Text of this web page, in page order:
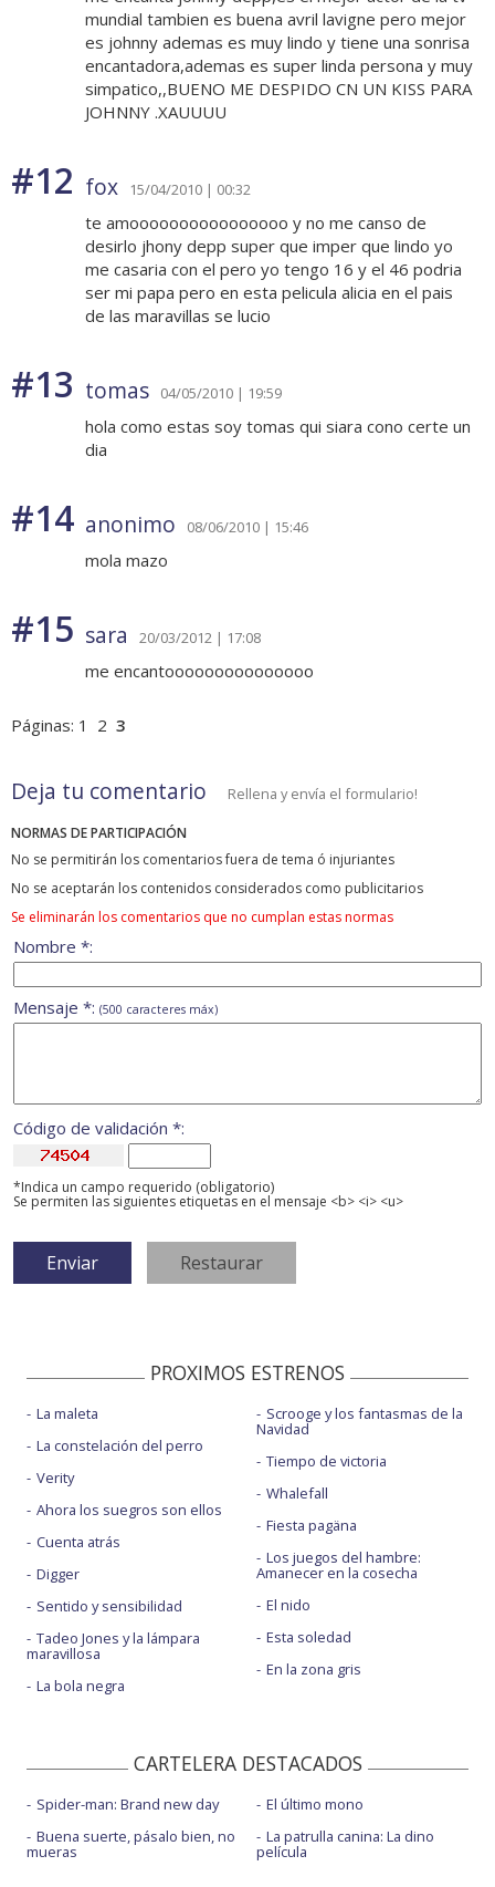
mundial tambien es buena avril lavigne pero mejor
es johnny ademas es muy lindo y tiene una sonrisa
encantadora,ademas es super linda persona y muy
simpatico,,BUENO ME DESPIDO CN UN KISS PARA
JOHNNY .XAUUUU
#12 fox 15/04/2010 | 00:32
te amoooooooooooooooo y no me canso de
desirlo jhony depp super que imper que lindo yo
me casaria con el pero yo tengo 16 y el 46 podria
ser mi papa pero en esta pelicula alicia en el pais
de las maravillas se lucio
#13 tomas 04/05/2010 | 19:59
hola como estas soy tomas qui siara cono certe un
dia
#14 anonimo 08/06/2010 | 15:46
mola mazo
#15 sara 20/03/2012 | 17:08
me encantooooooooooooooo
Páginas: 1 2 3
Deja tu comentario Rellena y envía el formulario!
NORMAS DE PARTICIPACIÓN
No se permitirán los comentarios fuera de tema ó injuriantes
No se aceptarán los contenidos considerados como publicitarios
Se eliminarán los comentarios que no cumplan estas normas
Nombre *:
Mensaje *: (500 caracteres máx)
Código de validación *:
*Indica un campo requerido (obligatorio)
Se permiten las siguientes etiquetas en el mensaje <b> <i> <u>
PROXIMOS ESTRENOS
La maleta
La constelación del perro
Verity
Ahora los suegros son ellos
Cuenta atrás
Digger
Sentido y sensibilidad
Tadeo Jones y la lámpara
maravillosa
La bola negra
Scrooge y los fantasmas de la
Navidad
Tiempo de victoria
Whalefall
Fiesta pagäna
Los juegos del hambre:
Amanecer en la cosecha
El nido
Esta soledad
En la zona gris
CARTELERA DESTACADOS
Spider-man: Brand new day
Buena suerte, pásalo bien, no
mueras
El último mono
La patrulla canina: La dino
película